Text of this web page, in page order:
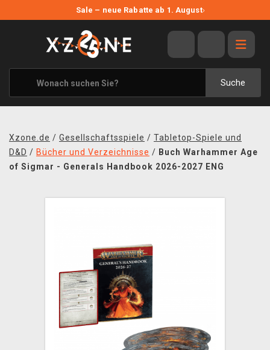
Sale – neue Rabatte ab 1. August›
Suche
ANGEBOTE
ALLE MARKEN
XZONE ORIGINALS
KLEIDUNG & ACCESSOIRES
BÜCHER & COMICS
XZONE CLUB
Xzone.de / Gesellschaftsspiele / Tabletop-Spiele und
D&D / Bücher und Verzeichnisse / Buch Warhammer Age
of Sigmar - Generals Handbook 2026-2027 ENG